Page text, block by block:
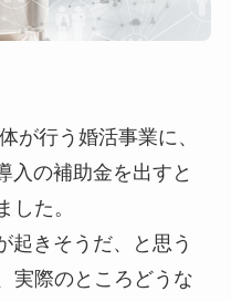
が行う婚活事業に、
入の補助金を出すと
した。
起きそうだ、と思う
実際のところどうな